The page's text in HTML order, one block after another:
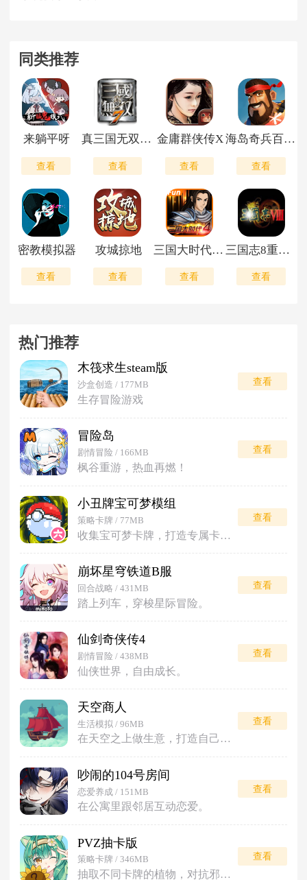
同类推荐
来躺平呀
查看
真三国无双7手机版
查看
金庸群侠传X
查看
海岛奇兵百度版
查看
密教模拟器
查看
攻城掠地
查看
三国大时代4最新版
查看
三国志8重制版
查看
热门推荐
木筏求生steam版
沙盒创造 / 177MB
生存冒险游戏
查看
冒险岛
剧情冒险 / 166MB
枫谷重游，热血再燃！
查看
小丑牌宝可梦模组
策略卡牌 / 77MB
收集宝可梦卡牌，打造专属卡组对战。
查看
崩坏星穹铁道B服
回合战略 / 431MB
踏上列车，穿梭星际冒险。
查看
仙剑奇侠传4
剧情冒险 / 438MB
仙侠世界，自由成长。
查看
天空商人
生活模拟 / 96MB
在天空之上做生意，打造自己的商业帝国。
查看
吵闹的104号房间
恋爱养成 / 151MB
在公寓里跟邻居互动恋爱。
查看
PVZ抽卡版
策略卡牌 / 346MB
抽取不同卡牌的植物，对抗邪恶僵尸。
查看